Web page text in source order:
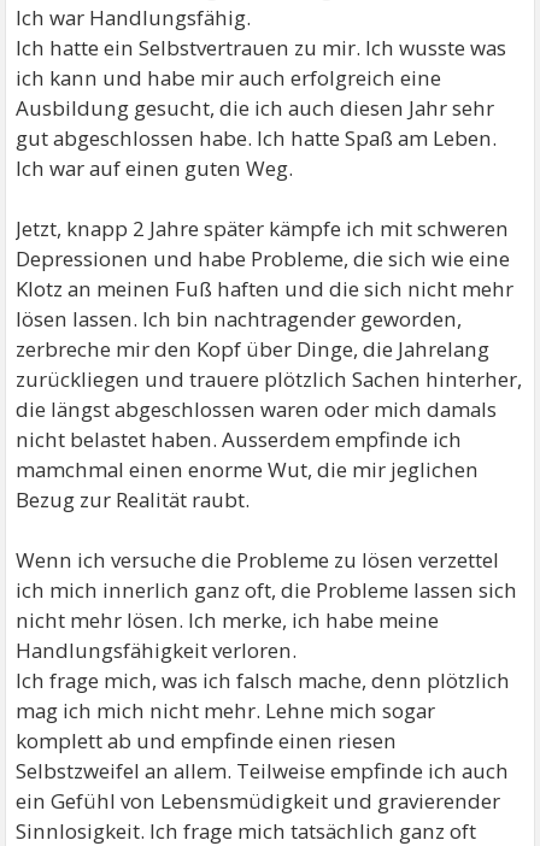
Ich war Handlungsfähig.
Ich hatte ein Selbstvertrauen zu mir. Ich wusste was
ich kann und habe mir auch erfolgreich eine
Ausbildung gesucht, die ich auch diesen Jahr sehr
gut abgeschlossen habe. Ich hatte Spaß am Leben.
Ich war auf einen guten Weg.
Jetzt, knapp 2 Jahre später kämpfe ich mit schweren
Depressionen und habe Probleme, die sich wie eine
Klotz an meinen Fuß haften und die sich nicht mehr
lösen lassen. Ich bin nachtragender geworden,
zerbreche mir den Kopf über Dinge, die Jahrelang
zurückliegen und trauere plötzlich Sachen hinterher,
die längst abgeschlossen waren oder mich damals
nicht belastet haben. Ausserdem empfinde ich
mamchmal einen enorme Wut, die mir jeglichen
Bezug zur Realität raubt.
Wenn ich versuche die Probleme zu lösen verzettel
ich mich innerlich ganz oft, die Probleme lassen sich
nicht mehr lösen. Ich merke, ich habe meine
Handlungsfähigkeit verloren.
Ich frage mich, was ich falsch mache, denn plötzlich
mag ich mich nicht mehr. Lehne mich sogar
komplett ab und empfinde einen riesen
Selbstzweifel an allem. Teilweise empfinde ich auch
ein Gefühl von Lebensmüdigkeit und gravierender
Sinnlosigkeit. Ich frage mich tatsächlich ganz oft